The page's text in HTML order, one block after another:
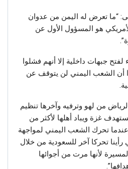
“ما تعرض له اليمن من عدوان
هو المسؤول الأول عن
جبهات داخلية إلا أنهم فشلوا
أن الشعب اليمني لن يتوقف عن
من لهو وترفيه وآخرها تنظيم
غزة ويباد أهلها لأكثر من
تحرك الشعب اليمني لمواجهة
تحركا آخر للسعودية من خلال
لأنها مرت من أجوائها